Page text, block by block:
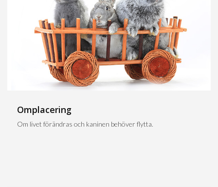
Omplacering
Om livet förändras och kaninen behöver flytta.